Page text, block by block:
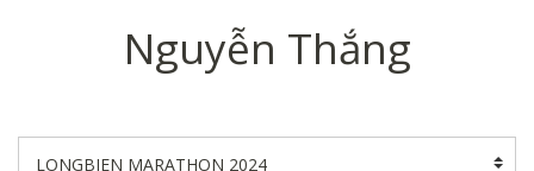
Nguyễn Thắng